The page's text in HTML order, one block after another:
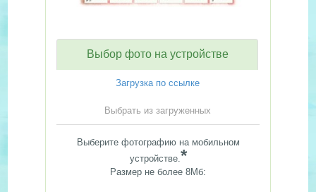
Выбор фото на устройстве
Загрузка по ссылке
Выбрать из загруженных
Выберите фотографию на мобильном
устройстве.*
Размер не более 8Мб: